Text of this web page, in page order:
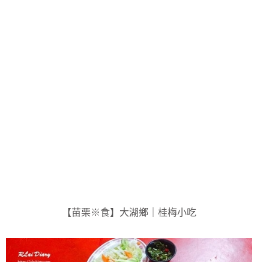
【苗栗※食】大湖鄉｜桂梅小吃